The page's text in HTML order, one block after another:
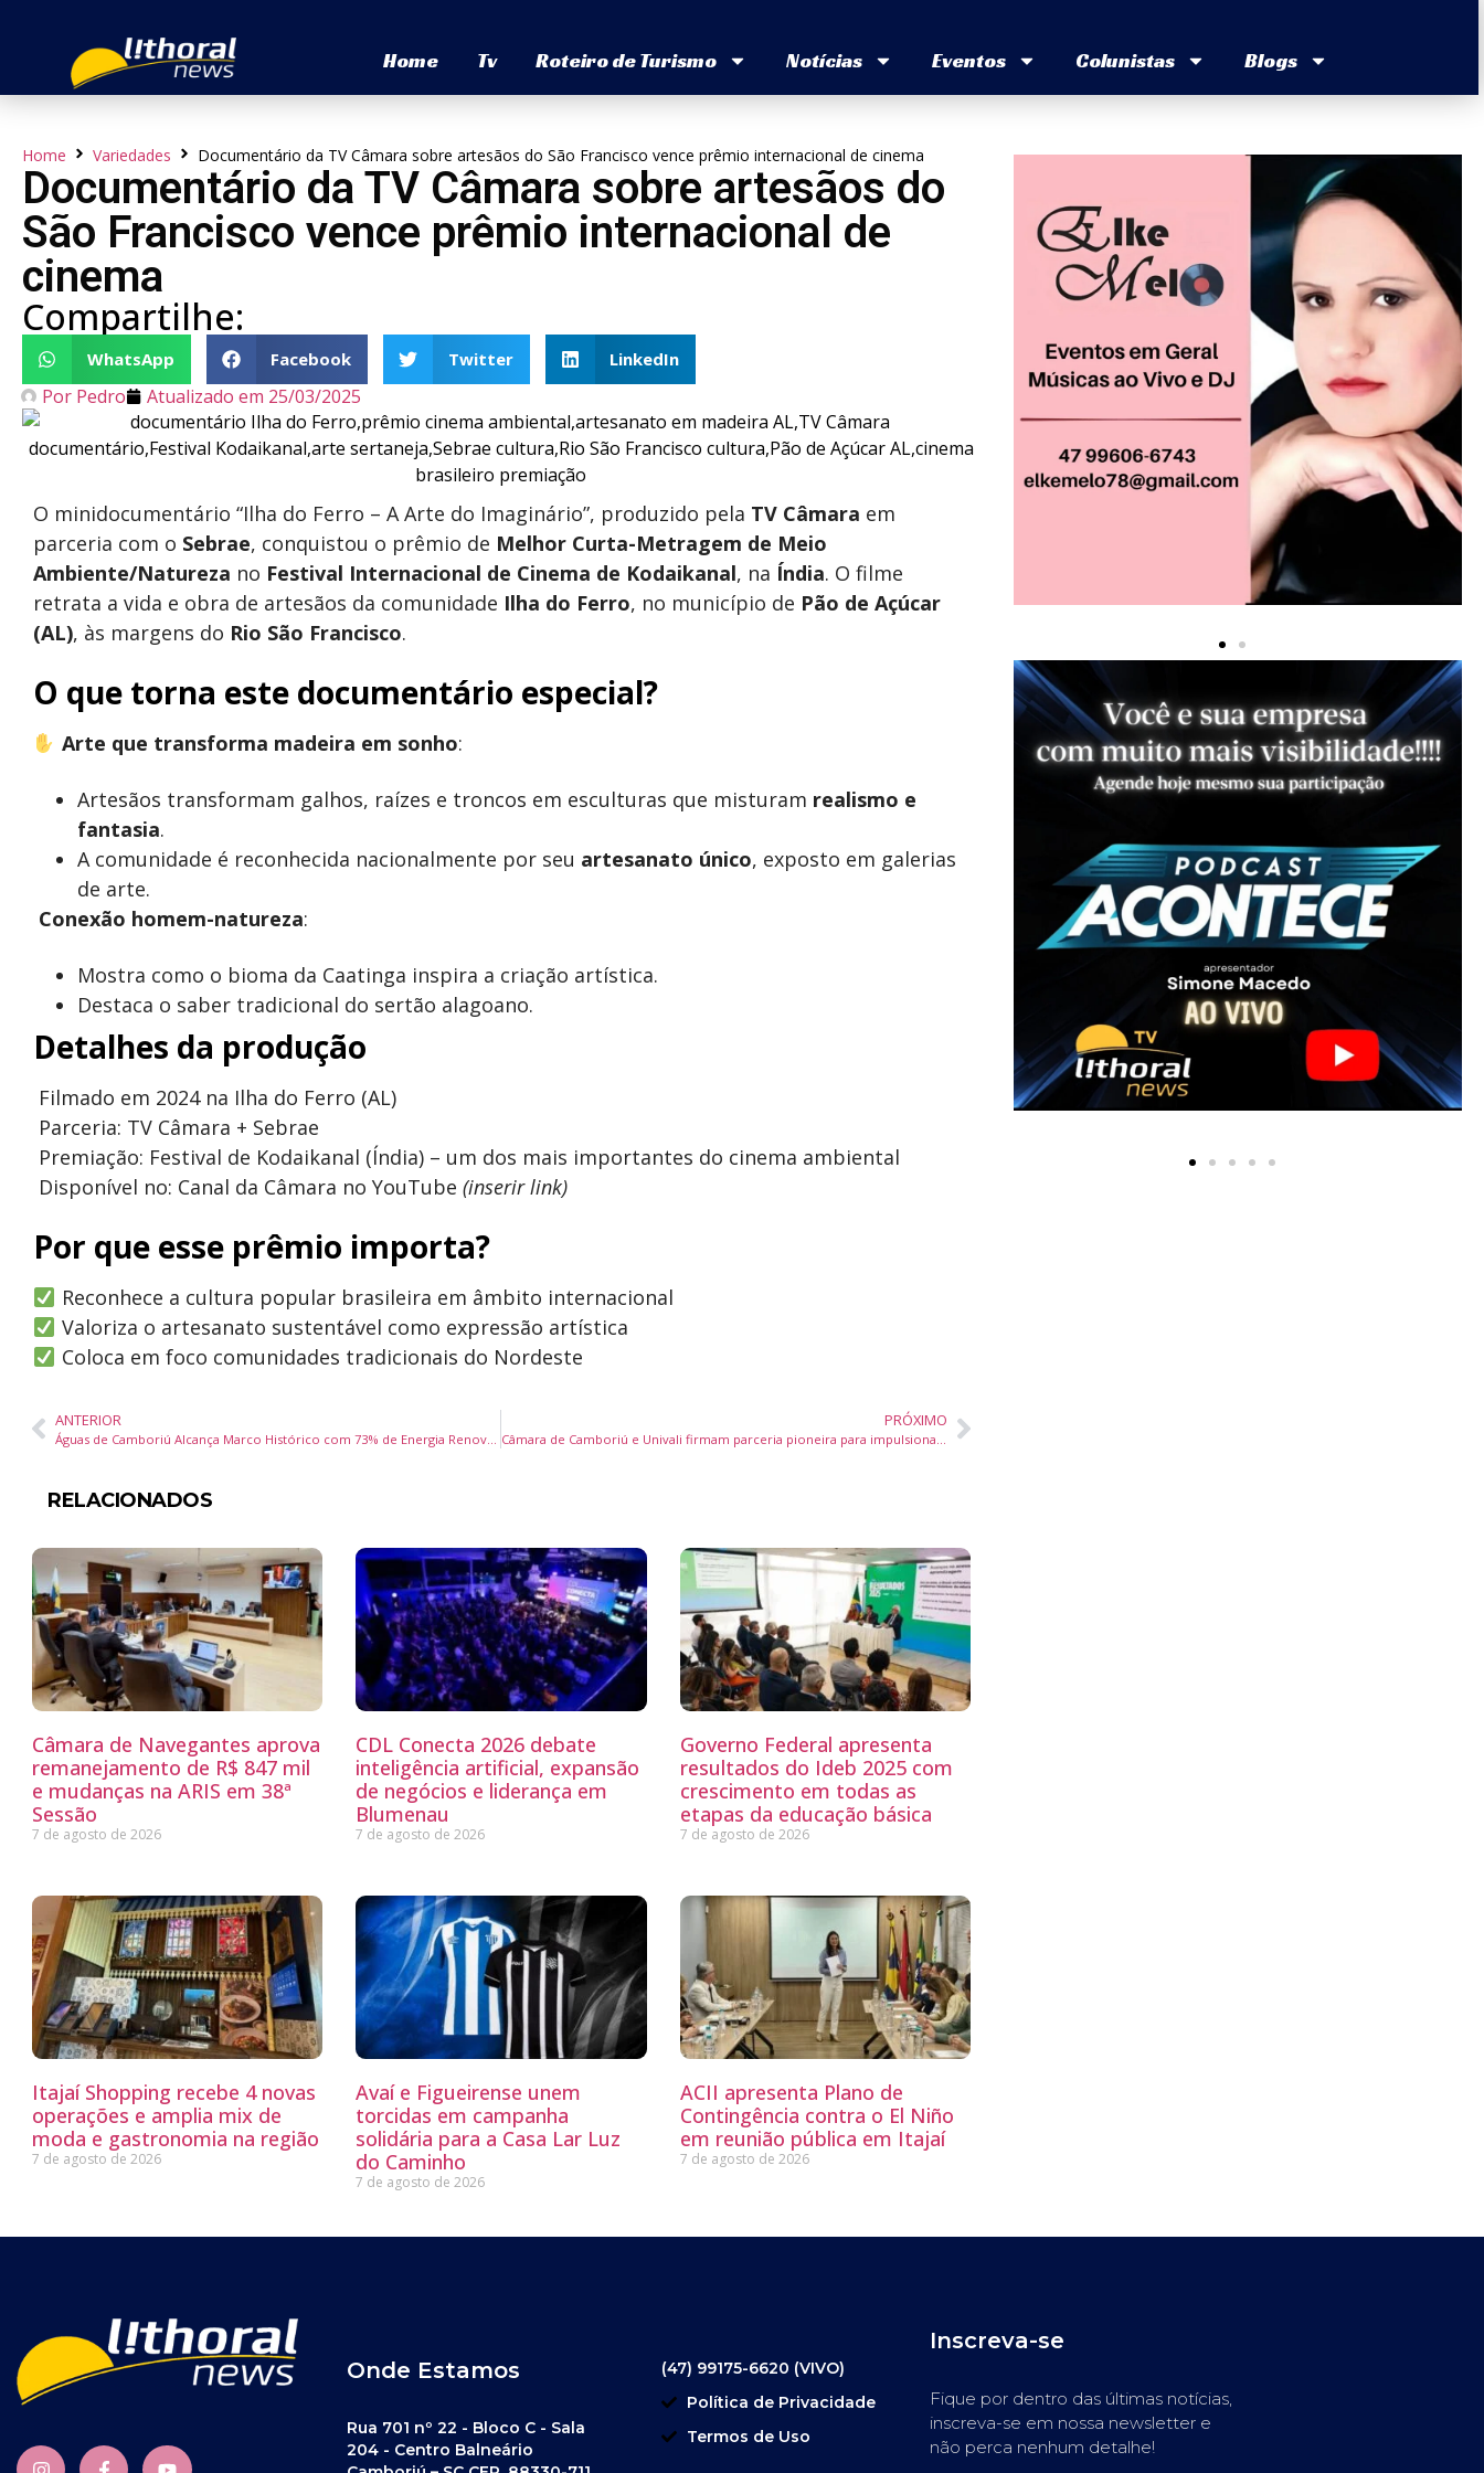
Home Tv Roteiro de Turismo Notícias Eventos Colunistas Blogs
Home Variedades Documentário da TV Câmara sobre artesãos do São Francisco vence prêmio internacional de cinema
Documentário da TV Câmara sobre artesãos do
São Francisco vence prêmio internacional de
cinema
Compartilhe:
WhatsApp Facebook Twitter LinkedIn
Por Pedro Atualizado em 25/03/2025
O minidocumentário “Ilha do Ferro – A Arte do Imaginário”, produzido pela TV Câmara em
parceria com o Sebrae, conquistou o prêmio de Melhor Curta-Metragem de Meio
Ambiente/Natureza no Festival Internacional de Cinema de Kodaikanal, na Índia. O filme
retrata a vida e obra de artesãos da comunidade Ilha do Ferro, no município de Pão de Açúcar
(AL), às margens do Rio São Francisco.
O que torna este documentário especial?
Arte que transforma madeira em sonho:
Artesãos transformam galhos, raízes e troncos em esculturas que misturam realismo e
fantasia.
A comunidade é reconhecida nacionalmente por seu artesanato único, exposto em galerias
de arte.
Conexão homem-natureza:
Mostra como o bioma da Caatinga inspira a criação artística.
Destaca o saber tradicional do sertão alagoano.
Detalhes da produção
Filmado em 2024 na Ilha do Ferro (AL)
Parceria: TV Câmara + Sebrae
Premiação: Festival de Kodaikanal (Índia) – um dos mais importantes do cinema ambiental
Disponível no: Canal da Câmara no YouTube (inserir link)
Por que esse prêmio importa?
Reconhece a cultura popular brasileira em âmbito internacional
Valoriza o artesanato sustentável como expressão artística
Coloca em foco comunidades tradicionais do Nordeste
ANTERIOR PRÓXIMO
RELACIONADOS
Câmara de Navegantes aprova
remanejamento de R$ 847 mil
e mudanças na ARIS em 38ª
Sessão
7 de agosto de 2026
CDL Conecta 2026 debate
inteligência artificial, expansão
de negócios e liderança em
Blumenau
7 de agosto de 2026
Governo Federal apresenta
resultados do Ideb 2025 com
crescimento em todas as
etapas da educação básica
7 de agosto de 2026
Itajaí Shopping recebe 4 novas
operações e amplia mix de
moda e gastronomia na região
7 de agosto de 2026
Avaí e Figueirense unem
torcidas em campanha
solidária para a Casa Lar Luz
do Caminho
7 de agosto de 2026
ACII apresenta Plano de
Contingência contra o El Niño
em reunião pública em Itajaí
7 de agosto de 2026
Onde Estamos
Rua 701 nº 22 - Bloco C - Sala
204 - Centro Balneário
(47) 99175-6620 (VIVO)
Política de Privacidade
Termos de Uso
Inscreva-se
Fique por dentro das últimas notícias,
inscreva-se em nossa newsletter e
não perca nenhum detalhe!